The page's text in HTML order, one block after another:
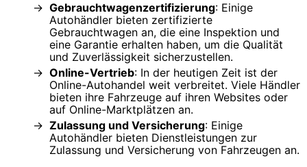
Gebrauchtwagenzertifizierung: Einige
Autohändler bieten zertifizierte
Gebrauchtwagen an, die eine Inspektion und
eine Garantie erhalten haben, um die Qualität
und Zuverlässigkeit sicherzustellen.
Online-Vertrieb: In der heutigen Zeit ist der
Online-Autohandel weit verbreitet. Viele Händler
bieten ihre Fahrzeuge auf ihren Websites oder
auf Online-Marktplätzen an.
Zulassung und Versicherung: Einige
Autohändler bieten Dienstleistungen zur
Zulassung und Versicherung von Fahrzeugen an.